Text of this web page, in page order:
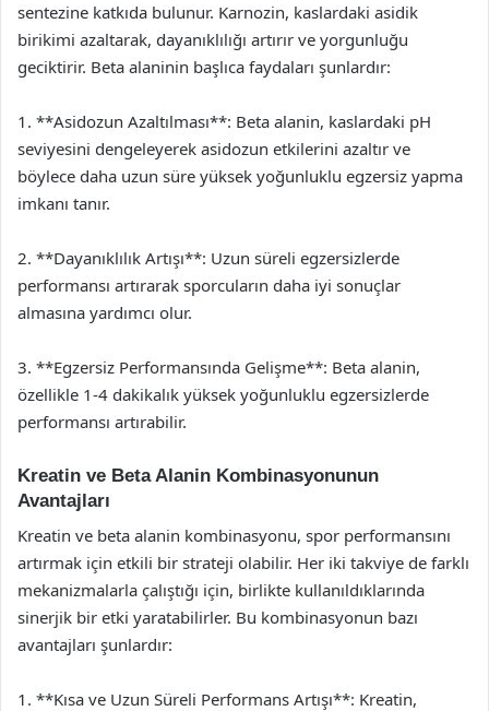
sentezine katkıda bulunur. Karnozin, kaslardaki asidik
birikimi azaltarak, dayanıklılığı artırır ve yorgunluğu
geciktirir. Beta alaninin başlıca faydaları şunlardır:
1. **Asidozun Azaltılması**: Beta alanin, kaslardaki pH
seviyesini dengeleyerek asidozun etkilerini azaltır ve
böylece daha uzun süre yüksek yoğunluklu egzersiz yapma
imkanı tanır.
2. **Dayanıklılık Artışı**: Uzun süreli egzersizlerde
performansı artırarak sporcuların daha iyi sonuçlar
almasına yardımcı olur.
3. **Egzersiz Performansında Gelişme**: Beta alanin,
özellikle 1-4 dakikalık yüksek yoğunluklu egzersizlerde
performansı artırabilir.
Kreatin ve Beta Alanin Kombinasyonunun
Avantajları
Kreatin ve beta alanin kombinasyonu, spor performansını
artırmak için etkili bir strateji olabilir. Her iki takviye de farklı
mekanizmalarla çalıştığı için, birlikte kullanıldıklarında
sinerjik bir etki yaratabilirler. Bu kombinasyonun bazı
avantajları şunlardır:
1. **Kısa ve Uzun Süreli Performans Artışı**: Kreatin,